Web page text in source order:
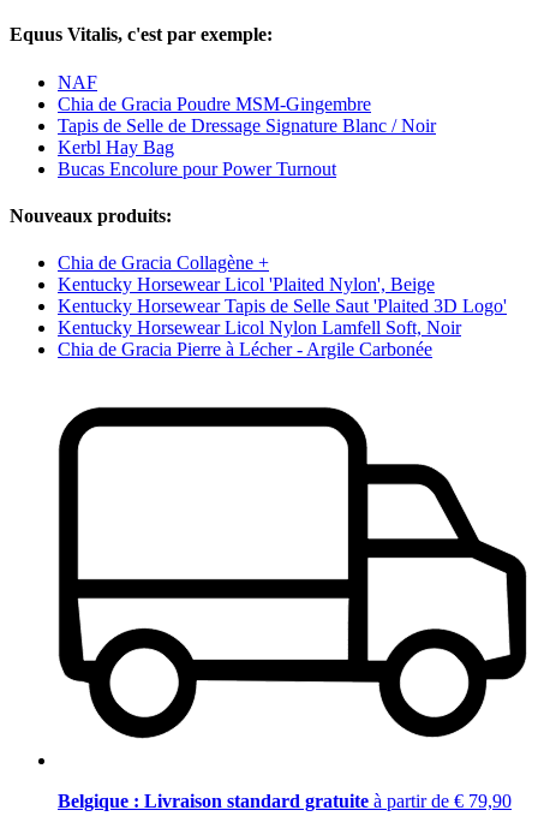
Equus Vitalis, c'est par exemple:
NAF
Chia de Gracia Poudre MSM-Gingembre
Tapis de Selle de Dressage Signature Blanc / Noir
Kerbl Hay Bag
Bucas Encolure pour Power Turnout
Nouveaux produits:
Chia de Gracia Collagène +
Kentucky Horsewear Licol 'Plaited Nylon', Beige
Kentucky Horsewear Tapis de Selle Saut 'Plaited 3D Logo'
Kentucky Horsewear Licol Nylon Lamfell Soft, Noir
Chia de Gracia Pierre à Lécher - Argile Carbonée
Belgique : Livraison standard gratuite à partir de € 79,90